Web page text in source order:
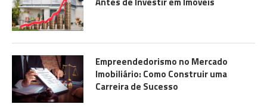
Empreendedorismo no Mercado
Imobiliário: Como Construir uma
Carreira de Sucesso